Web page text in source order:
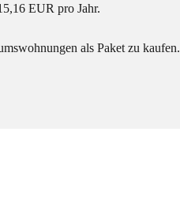
EUR pro Jahr.
als Paket zu kaufen.